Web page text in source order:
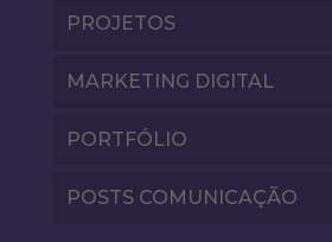
PROJETOS
MARKETING DIGITAL
PORTFÓLIO
POSTS COMUNICAÇÃO